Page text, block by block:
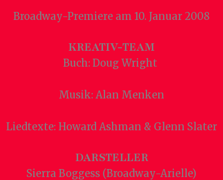
Broadway-Premiere am 10. Januar 2008
KREATIV-TEAM
Buch: Doug Wright
Musik: Alan Menken
Liedtexte: Howard Ashman & Glenn Slater
DARSTELLER
Sierra Boggess (Broadway-Arielle)